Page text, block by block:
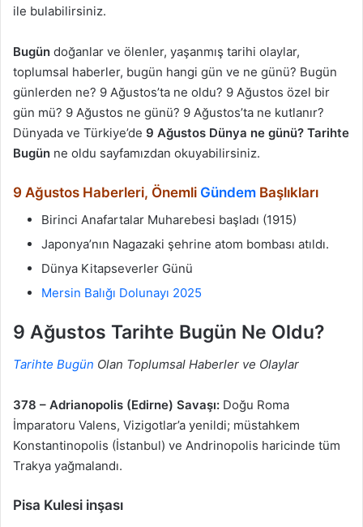
ile bulabilirsiniz.
Bugün doğanlar ve ölenler, yaşanmış tarihi olaylar,
toplumsal haberler, bugün hangi gün ve ne günü? Bugün
günlerden ne? 9 Ağustos’ta ne oldu? 9 Ağustos özel bir
gün mü? 9 Ağustos ne günü? 9 Ağustos’ta ne kutlanır?
Dünyada ve Türkiye’de 9 Ağustos Dünya ne günü? Tarihte
Bugün ne oldu sayfamızdan okuyabilirsiniz.
9 Ağustos Haberleri, Önemli Gündem Başlıkları
Birinci Anafartalar Muharebesi başladı (1915)
Japonya’nın Nagazaki şehrine atom bombası atıldı.
Dünya Kitapseverler Günü
Mersin Balığı Dolunayı 2025
9 Ağustos Tarihte Bugün Ne Oldu?
Tarihte Bugün Olan Toplumsal Haberler ve Olaylar
378 – Adrianopolis (Edirne) Savaşı: Doğu Roma
İmparatoru Valens, Vizigotlar’a yenildi; müstahkem
Konstantinopolis (İstanbul) ve Andrinopolis haricinde tüm
Trakya yağmalandı.
Pisa Kulesi inşası